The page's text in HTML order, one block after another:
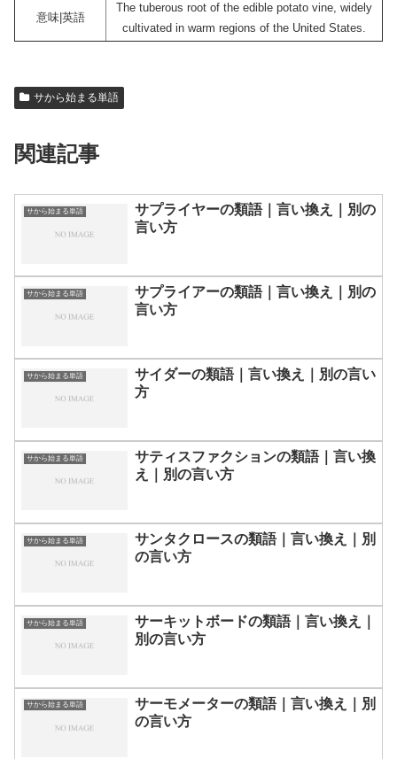
意味|英語
The tuberous root of the edible potato vine, widely
cultivated in warm regions of the United States.
サから始まる単語
関連記事
サから始まる単語
サプライヤーの類語｜言い換え｜別の
言い方
サから始まる単語
サプライアーの類語｜言い換え｜別の
言い方
サから始まる単語
サイダーの類語｜言い換え｜別の言い
方
サから始まる単語
サティスファクションの類語｜言い換
え｜別の言い方
サから始まる単語
サンタクロースの類語｜言い換え｜別
の言い方
サから始まる単語
サーキットボードの類語｜言い換え｜
別の言い方
サから始まる単語
サーモメーターの類語｜言い換え｜別
の言い方